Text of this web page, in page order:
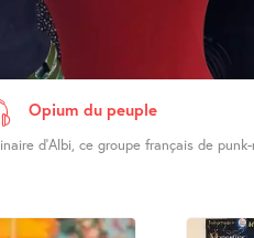
Opium du peuple
d’Albi, ce groupe français de punk-